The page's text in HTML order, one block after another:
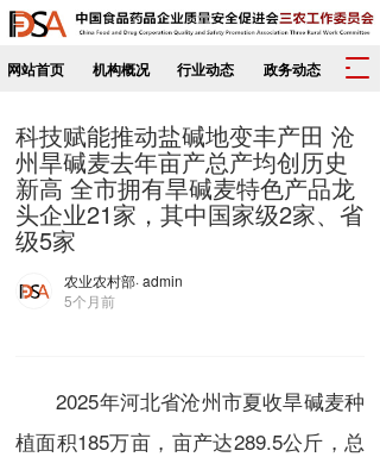
网站首页 机构概况 行业动态 政务动态
T
g
e
n
a
o
科技赋能推动盐碱地变丰产田 沧
州旱碱麦去年亩产总产均创历史
新高 全市拥有旱碱麦特色产品龙
头企业21家，其中国家级2家、省
级5家
农业农村部· admin
5个月前
2025年河北省沧州市夏收旱碱麦种
植面积185万亩，亩产达289.5公斤，总